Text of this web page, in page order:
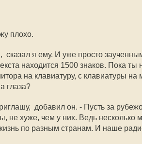
плохо.
 сказал я ему. И уже просто
находится 1500 знаков. Пока ты
на клавиатуру, с клавиатуры на
глаза?
 добавил он. - Пусть за
не хуже, чем у них. Ведь несколько
по разным странам. И наше